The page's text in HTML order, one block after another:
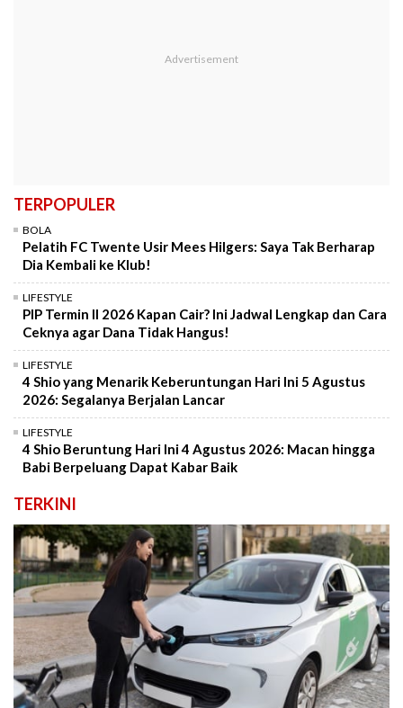
TERPOPULER
BOLA
Pelatih FC Twente Usir Mees Hilgers: Saya Tak Berharap
Dia Kembali ke Klub!
LIFESTYLE
PIP Termin II 2026 Kapan Cair? Ini Jadwal Lengkap dan Cara
Ceknya agar Dana Tidak Hangus!
LIFESTYLE
4 Shio yang Menarik Keberuntungan Hari Ini 5 Agustus
2026: Segalanya Berjalan Lancar
LIFESTYLE
4 Shio Beruntung Hari Ini 4 Agustus 2026: Macan hingga
Babi Berpeluang Dapat Kabar Baik
TERKINI